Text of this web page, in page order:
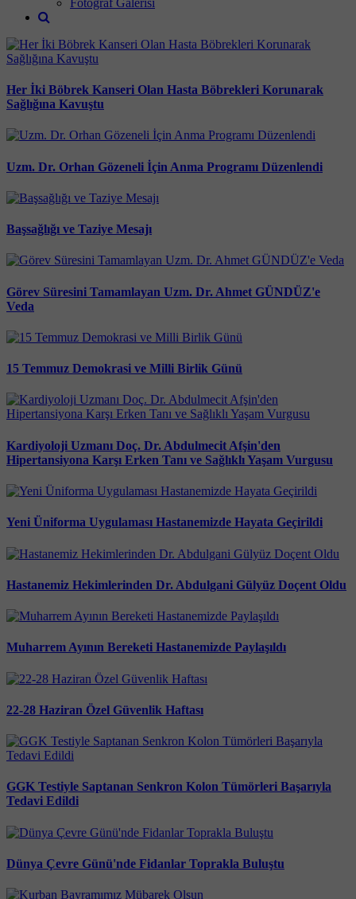
Her İki Böbrek Kanseri Olan Hasta Böbrekleri Korunarak
Sağlığına Kavuştu
Uzm. Dr. Orhan Gözeneli İçin Anma Programı Düzenlendi
Başsağlığı ve Taziye Mesajı
Görev Süresini Tamamlayan Uzm. Dr. Ahmet GÜNDÜZ'e
Veda
15 Temmuz Demokrasi ve Milli Birlik Günü
Kardiyoloji Uzmanı Doç. Dr. Abdulmecit Afşin'den
Hipertansiyona Karşı Erken Tanı ve Sağlıklı Yaşam Vurgusu
Yeni Üniforma Uygulaması Hastanemizde Hayata Geçirildi
Hastanemiz Hekimlerinden Dr. Abdulgani Gülyüz Doçent Oldu
Muharrem Ayının Bereketi Hastanemizde Paylaşıldı
22-28 Haziran Özel Güvenlik Haftası
GGK Testiyle Saptanan Senkron Kolon Tümörleri Başarıyla
Tedavi Edildi
Dünya Çevre Günü'nde Fidanlar Toprakla Buluştu